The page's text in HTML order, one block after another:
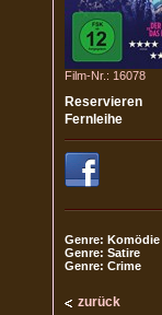
Film-Nr.: 16078
Genre: Komödie
Genre: Satire
Genre: Crime
zurück